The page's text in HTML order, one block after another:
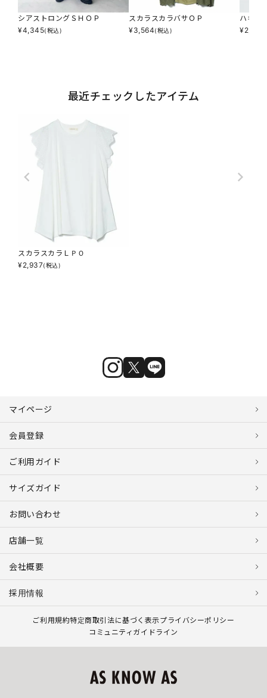
シアストロングＳＨＯＰ
¥4,345(税込)
スカラスカラバサＯＰ
¥3,564(税込)
ハキゴ
¥2,937
最近チェックしたアイテム
スカラスカラＬＰＯ
¥2,937(税込)
マイページ
会員登録
ご利用ガイド
サイズガイド
お問い合わせ
店舗一覧
会社概要
採用情報
ご利用規約特定商取引法に基づく表示プライバシーポリシー
コミュニティガイドライン